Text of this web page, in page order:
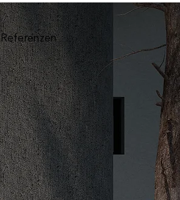
Referenzen